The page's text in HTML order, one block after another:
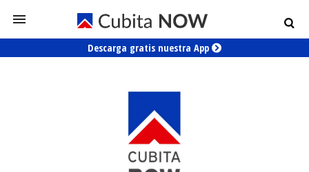
Descarga gratis nuestra App